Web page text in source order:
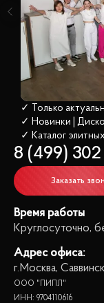
✓ Только
✓ Новинки |
✓ Каталог
8 (499)
Заказать
Время работы
Круглосуточно,
Адрес офиса:
г.Москва,
ООО "ПИПЛ"
ИНН: 9704110616